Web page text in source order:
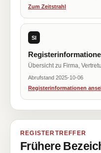
Zum Zeitstrahl
SI
Übersicht zu Firma,
Abrufstand 2025-10-06
Registerinformationen
REGISTERTREFFER
Frühere